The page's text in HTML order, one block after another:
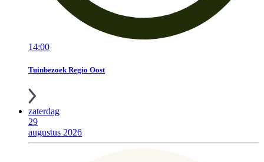
14:00
Tuinbezoek Regio Oost
zaterdag
29
augustus 2026